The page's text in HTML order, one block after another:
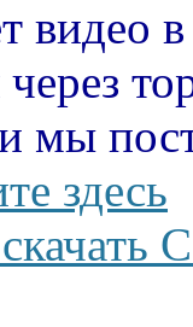
видео
через
мы
здесь